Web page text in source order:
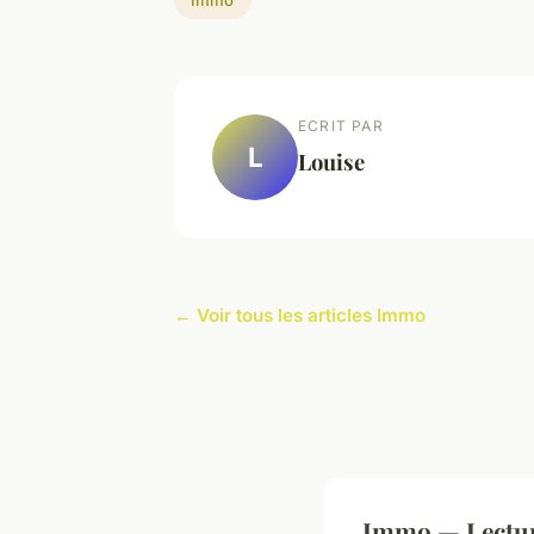
L
ECRIT PAR
Louise
← Voir tous les articles Immo